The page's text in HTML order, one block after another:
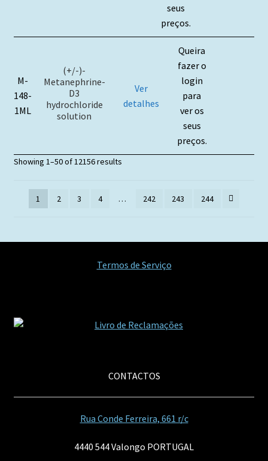
seus
preços.
M-
148-
1ML
(+/-)-
Metanephrine-
D3
hydrochloride
solution
Ver
detalhes
Queira
fazer o
login
para
ver os
seus
preços.
Showing 1–50 of 12156 results
1 2 3 4 … 242 243 244
Termos de Serviço
CONTACTOS
Rua Conde Ferreira, 661 r/c
4440 544 Valongo PORTUGAL